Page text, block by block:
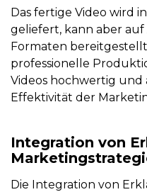
Das fertige Video wird
geliefert, kann aber
Formaten
professionelle
Videos hochwertig und
Effektivität der
Integration von
Die Integration von